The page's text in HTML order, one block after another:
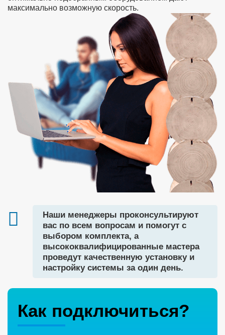
максимально возможную скорость.
Наши менеджеры проконсультируют
вас по всем вопросам и помогут с
выбором комплекта, а
высококвалифицированные мастера
проведут качественную установку и
настройку системы за один день.
Как подключиться?